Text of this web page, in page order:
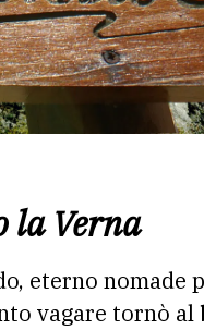
la Verna
eterno nomade
vagare tornò al